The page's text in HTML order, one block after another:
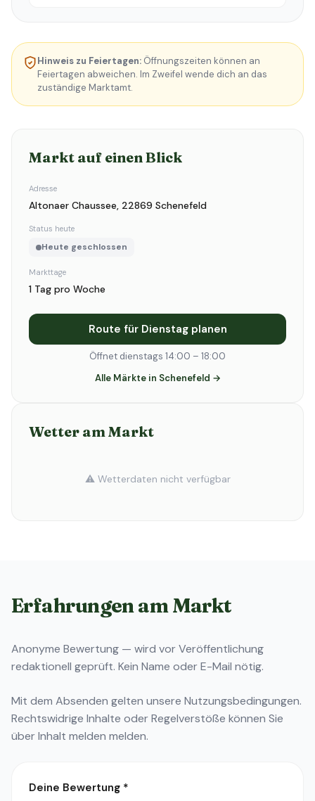
Hinweis zu Feiertagen: Öffnungszeiten können an
Feiertagen abweichen. Im Zweifel wende dich an das
zuständige Marktamt.
Markt auf einen Blick
Adresse
Altonaer Chaussee, 22869 Schenefeld
Status heute
Heute geschlossen
Markttage
1 Tag pro Woche
Route für Dienstag planen
Öffnet dienstags 14:00 – 18:00
Alle Märkte in Schenefeld →
Wetter am Markt
⚠️ Wetterdaten nicht verfügbar
Erfahrungen am Markt
Anonyme Bewertung — wird vor Veröffentlichung
redaktionell geprüft. Kein Name oder E-Mail nötig.
Mit dem Absenden gelten unsere Nutzungsbedingungen.
Rechtswidrige Inhalte oder Regelverstöße können Sie
überInhalt melden melden.
Deine Bewertung *